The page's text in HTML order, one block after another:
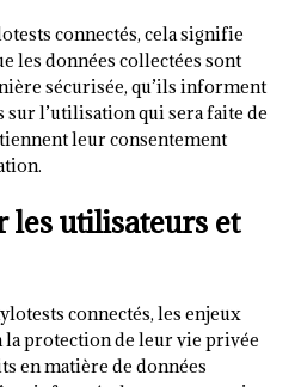
connectés, cela signifie
les données collectées sont
sécurisée, qu’ils informent
l’utilisation qui sera faite de
leur consentement
les utilisateurs et
connectés, les enjeux
protection de leur vie privée
en matière de données